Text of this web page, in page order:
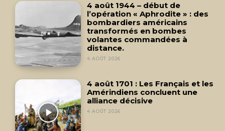
4 août 1944 – début de
l’opération « Aphrodite » : des
bombardiers américains
transformés en bombes
volantes commandées à
distance.
4 AOÛT 2026
4 août 1701 : Les Français et les
Amérindiens concluent une
alliance décisive
4 AOÛT 2026